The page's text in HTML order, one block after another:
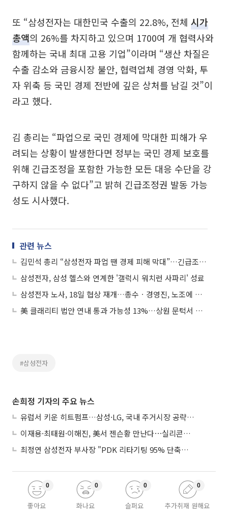
또 “삼성전자는 대한민국 수출의 22.8%, 전체 시가
총액의 26%를 차지하고 있으며 1700여 개 협력사와
함께하는 국내 최대 고용 기업”이라며 “생산 차질은
수출 감소와 금융시장 불안, 협력업체 경영 악화, 투
자 위축 등 국민 경제 전반에 깊은 상처를 남길 것”이
라고 했다.
김 총리는 “파업으로 국민 경제에 막대한 피해가 우
려되는 상황이 발생한다면 정부는 국민 경제 보호를
위해 긴급조정을 포함한 가능한 모든 대응 수단을 강
구하지 않을 수 없다”고 밝혀 긴급조정권 발동 가능
성도 시사했다.
관련 뉴스
김민석 총리 “삼성전자 파업 땐 경제 피해 막대”…긴급조정 가능성 시사
삼성전자, 삼성 헬스와 연계한 '갤럭시 워치런 사파리' 성료
삼성전자 노사, 18일 협상 재개…총수ㆍ경영진, 노조에 잇단 대화 손짓
美 클래리티 법안 연내 통과 가능성 13%…상원 문턱서 제동
#삼성전자
손희정 기자의 주요 뉴스
유럽서 키운 히트펌프…삼성·LG, 국내 주거시장 공략 ‘속도’
이재용·최태원·이해진, 美서 젠슨황 만난다⋯실리콘밸리 집결하는 AI리더
최정연 삼성전자 부사장 "PDK 리타기팅 95% 단축…에이전트 AI 시범 활용"
좋아요
0
화나요
0
슬퍼요
0
추가취재 원해요
0